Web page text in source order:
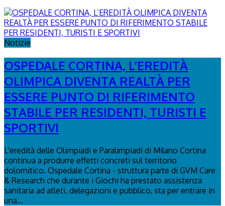
Notizie
OSPEDALE CORTINA, L’EREDITÀ
OLIMPICA DIVENTA REALTÀ PER
ESSERE PUNTO DI RIFERIMENTO
STABILE PER RESIDENTI, TURISTI E
SPORTIVI
L'eredità delle Olimpiadi e Paralimpiadi di Milano Cortina
continua a produrre effetti concreti sul territorio
dolomitico. Ospedale Cortina - struttura parte di GVM Care
& Research che durante i Giochi ha prestato assistenza
sanitaria ad atleti, delegazioni e pubblico, sta per entrare in
una...